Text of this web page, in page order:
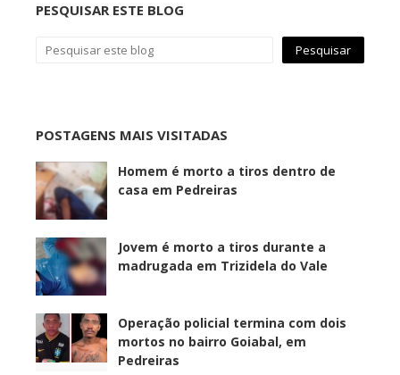
PESQUISAR ESTE BLOG
POSTAGENS MAIS VISITADAS
Homem é morto a tiros dentro de
casa em Pedreiras
Jovem é morto a tiros durante a
madrugada em Trizidela do Vale
Operação policial termina com dois
mortos no bairro Goiabal, em
Pedreiras